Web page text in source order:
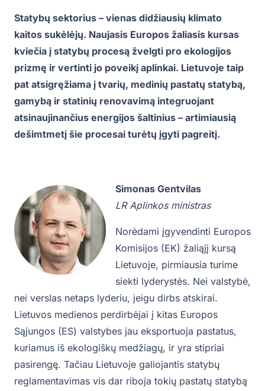
Statybų sektorius – vienas didžiausių klimato
kaitos sukėlėjų. Naujasis Europos žaliasis kursas
kviečia į statybų procesą žvelgti pro ekologijos
prizmę ir vertinti jo poveikį aplinkai. Lietuvoje taip
pat atsigręžiama į tvarių, medinių pastatų statybą,
gamybą ir statinių renovavimą integruojant
atsinaujinančius energijos šaltinius – artimiausią
dešimtmetį šie procesai turėtų įgyti pagreitį.
Simonas Gentvilas
LR Aplinkos ministras
Norėdami įgyvendinti Europos
Komisijos (EK) žaliąjį kursą
Lietuvoje, pirmiausia turime
siekti lyderystės. Nei valstybė,
nei verslas netaps lyderiu, jeigu dirbs atskirai.
Lietuvos medienos perdirbėjai į kitas Europos
Sąjungos (ES) valstybes jau eksportuoja pastatus,
kuriamus iš ekologiškų medžiagų, ir yra stipriai
pasirengę. Tačiau Lietuvoje galiojantis statybų
reglamentavimas vis dar riboja tokių pastatų statybą